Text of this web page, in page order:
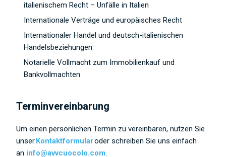
italienischem Recht – Unfälle in Italien
Internationale Verträge und europäisches Recht
Internationaler Handel und deutsch-italienischen
Handelsbeziehungen
Notarielle Vollmacht zum Immobilienkauf und
Bankvollmachten
Terminvereinbarung
Um einen persönlichen Termin zu vereinbaren, nutzen Sie
unser Kontaktformularoder schreiben Sie uns einfach
an info@avvcuocolo.com.